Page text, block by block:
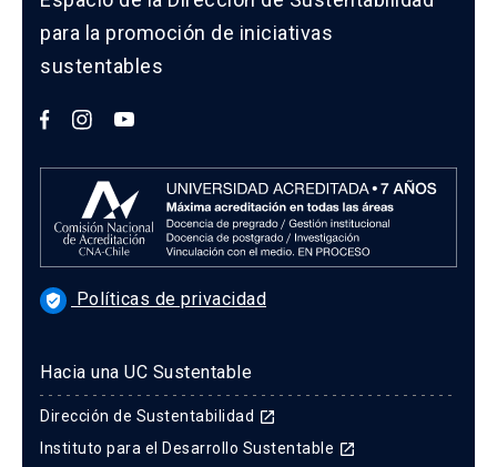
para la promoción de iniciativas
sustentables
verified_user Políticas de privacidad
Hacia una UC Sustentable
Dirección de Sustentabilidad launch
Instituto para el Desarrollo Sustentable launch